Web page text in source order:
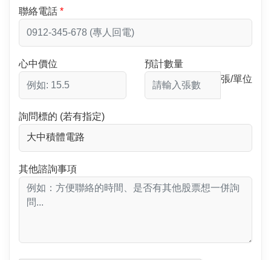
聯絡電話
心中價位
預計數量
張/單位
詢問標的 (若有指定)
其他諮詢事項